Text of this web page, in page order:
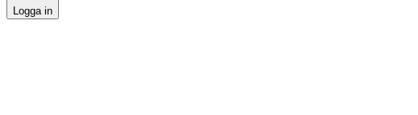
Logga in